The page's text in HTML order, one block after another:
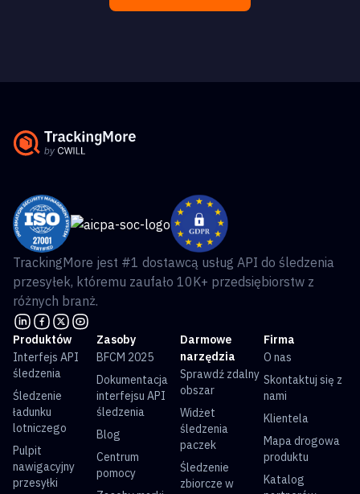
TrackingMore jest #1 dostawcą usług API do śledzenia
przesyłek, któremu zaufało 10K+ przedsiębiorstw z
różnych branż.
Produktów
Interfejs API
śledzenia
Śledzenie
ładunku
lotniczego
Pulpit
nawigacyjny
przesyłki
Zasoby
BFCM 2025
Dokumentacja
interfejsu API
śledzenia
Blog
Centrum
pomocy
Darmowe
narzędzia
Sprawdź zdalny
obszar
Widżet
śledzenia
paczek
Śledzenie
zbiorcze w
Firma
O nas
Skontaktuj się z
nami
Klientela
Mapa drogowa
produktu
Katalog